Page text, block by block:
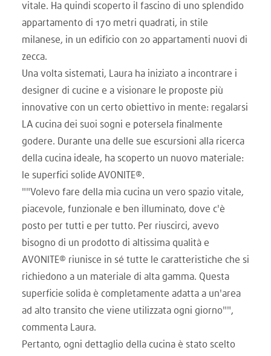
vitale. Ha quindi scoperto il fascino di uno splendido
appartamento di 170 metri quadrati, in stile
milanese, in un edificio con 20 appartamenti nuovi di
zecca.
Una volta sistemati, Laura ha iniziato a incontrare i
designer di cucine e a visionare le proposte più
innovative con un certo obiettivo in mente: regalarsi
LA cucina dei suoi sogni e potersela finalmente
godere. Durante una delle sue escursioni alla ricerca
della cucina ideale, ha scoperto un nuovo materiale:
le superfici solide AVONITE®.
""Volevo fare della mia cucina un vero spazio vitale,
piacevole, funzionale e ben illuminato, dove c'è
posto per tutti e per tutto. Per riuscirci, avevo
bisogno di un prodotto di altissima qualità e
AVONITE® riunisce in sé tutte le caratteristiche che si
richiedono a un materiale di alta gamma. Questa
superficie solida è completamente adatta a un'area
ad alto transito che viene utilizzata ogni giorno"",
commenta Laura.
Pertanto, ogni dettaglio della cucina è stato scelto